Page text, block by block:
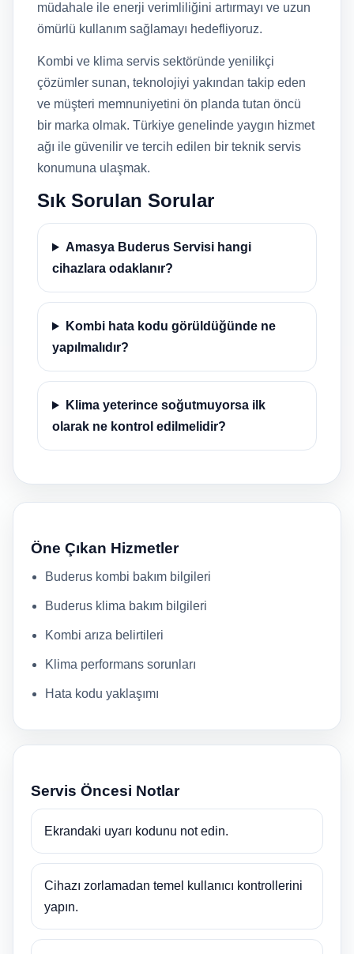
müdahale ile enerji verimliliğini artırmayı ve uzun
ömürlü kullanım sağlamayı hedefliyoruz.
Kombi ve klima servis sektöründe yenilikçi
çözümler sunan, teknolojiyi yakından takip eden
ve müşteri memnuniyetini ön planda tutan öncü
bir marka olmak. Türkiye genelinde yaygın hizmet
ağı ile güvenilir ve tercih edilen bir teknik servis
konumuna ulaşmak.
Sık Sorulan Sorular
Amasya Buderus Servisi hangi
cihazlara odaklanır?
Kombi hata kodu görüldüğünde ne
yapılmalıdır?
Klima yeterince soğutmuyorsa ilk
olarak ne kontrol edilmelidir?
Öne Çıkan Hizmetler
Buderus kombi bakım bilgileri
Buderus klima bakım bilgileri
Kombi arıza belirtileri
Klima performans sorunları
Hata kodu yaklaşımı
Servis Öncesi Notlar
Ekrandaki uyarı kodunu not edin.
Cihazı zorlamadan temel kullanıcı kontrollerini
yapın.